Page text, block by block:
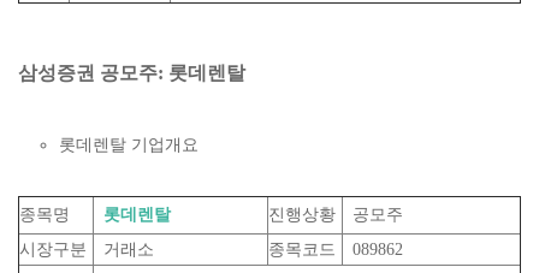
삼성증권 공모주: 롯데렌탈
롯데렌탈 기업개요
종목명 롯데렌탈 진행상황
공모주
시장구분
거래소 종목코드
089862